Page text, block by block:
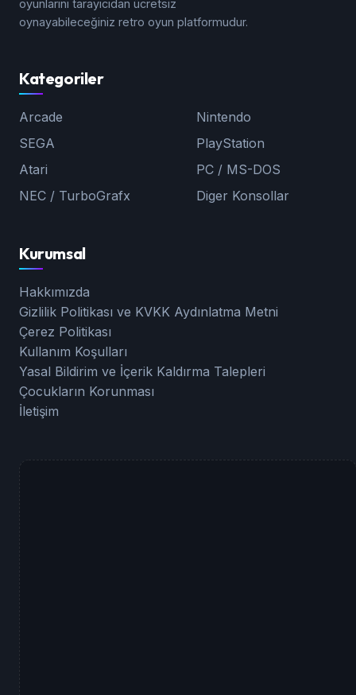
oyunlarını tarayıcıdan ücretsiz
oynayabileceğiniz retro oyun platformudur.
Kategoriler
Arcade
Nintendo
SEGA
PlayStation
Atari
PC / MS-DOS
NEC / TurboGrafx
Diger Konsollar
Kurumsal
Hakkımızda
Gizlilik Politikası ve KVKK Aydınlatma Metni
Çerez Politikası
Kullanım Koşulları
Yasal Bildirim ve İçerik Kaldırma Talepleri
Çocukların Korunması
İletişim